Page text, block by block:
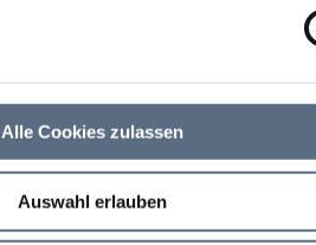
Alle Cookies zulassen
Auswahl erlauben